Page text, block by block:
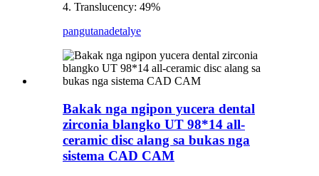
4. Translucency: 49%
pangutanadetalye
Bakak nga ngipon yucera dental
zirconia blangko UT 98*14 all-
ceramic disc alang sa bukas nga
sistema CAD CAM